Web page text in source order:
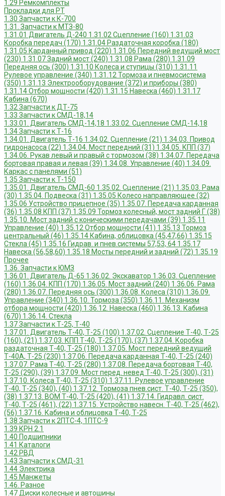
1.29 Ремкомплекты
Прокладки для РТ
1.30 Запчасти к К-700
1.31. Запчасти к МТЗ-80
1.31.01 Двигатель Д-240 1.31.02 Сцепление (160) 1.31.03
Коробка передач (170) 1.31.04 Раздаточная коробка (180)
1.31.05 Карданный привод (220) 1.31.06 Передний ведущий мост
(230) 1.31.07 Задний мост (240) 1.31.08 Рама (280) 1.31.09
Передняя ось (300) 1.31.10 Колеса и ступицы (310) 1.31.11
Рулевое управление (340) 1.31.12 Тормоза и пневмосистема
(350) 1.31.13 Электрооборудование (372) и приборы (380)
1.31.14 Отбор мощности (420) 1.31.15 Навеска (460) 1.31.17
Кабина (670)
1.32 Запчасти к ДТ-75
1.33 Запчасти к СМД-18,14
1.33.01. Двигатель СМД-14,18 1.33.02. Сцепление СМД-14,18
1.34 Запчасти к Т-16
1.34.01. Двигатель Т-16 1.34.02. Сцепление (21) 1.34.03. Привод
гидронасоса (22) 1.34.04. Мост передний (31) 1.34.05. КПП (37)
1.34.06. Рукав левый и правый с тормозом (38) 1.34.07. Передача
бортовая правая и левая (39) 1.34.08. Управление (40) 1.34.09.
Каркас с панелями (51)
1.35 Запчасти к Т-150
1.35.01. Двигатель СМД-60 1.35.02. Сцепление (21) 1.35.03. Рама
(30) 1.35.04. Подвеска (31) 1.35.05 Колесо направляющее (32)
1.35.06 Устройство прицепное (35) 1.35.07. Передача карданная
(36) 1.35.08 КПП (37) 1.35.09 Тормоз колесный, мост задний Г (38)
1.35.10. Мост задний с коническими передачами (39) 1.35.11
Управление (40) 1.35.12 Отбор мощности (41) 1.35.13 Тормоз
центральный (46) 1.35.14 Кабина, облицовка (45,47,66) 1.35.15
Стекла (45) 1.35.16 Гидрав. и пнев.системы 57,53, 64 1.35.17
Навеска (56,58,60) 1.35.18 Мосты передний и задний (72) 1.35.19
Прочее
1.36. Запчасти к ЮМЗ
1.36.01. Двигатель Д-65 1.36.02. Экскаватор 1.36.03. Сцепление
(160) 1.36.04. КПП (170) 1.36.05. Мост задний (240) 1.36.06. Рама
(280) 1.36.07. Передняя ось (300) 1.36.08. Колеса (310) 1.36.09.
Управление (340) 1.36.10. Тормоза (350) 1.36.11. Механизм
отбора мощности (420) 1.36.12. Навеска (460) 1.36.13. Кабина
(670) 1.36.14. Стекла
1.37 Запчасти к Т-25, Т-40
1.37.01. Двигатель Т-40, Т-25 (100) 1.37.02. Сцепление Т-40, Т-25
(160), (21) 1.37.03. КПП Т-40, Т-25 (170), (37) 1.37.04. Коробка
раздаточная Т-40, Т-25 (180) 1.37.05. Мост передний ведущий
Т-40А, Т-25 (230) 1.37.06. Передача карданная Т-40, Т-25 (240)
1.37.07. Рама Т-40, Т-25 (280) 1.37.08. Передача бортовая Т-40,
Т-25 (290), (39) 1.37.09. Мост перед. невед Т-40, Т-25 (300), (31)
1.37.10. Колеса Т-40, Т-25 (310) 1.37.11. Рулевое управление
Т-40, Т-25 (340), (40) 1.37.12. Тормоза пнев.сист. Т-40, Т-25 (350),
(38) 1.37.13. ВОМ Т-40, Т-25 (420), (41) 1.37.14. Гидравл. сист.
Т-40, Т-25 (461), (22) 1.37.15. Устройство навесн. Т-40, Т-25 (462),
(56) 1.37.16. Кабина и облицовка Т-40, Т-25
1.38 Запчасти к 2ПТС-4, 1ПТС-9
1.39 КРН 2.1
1.40 Подшипники
1.41 Каталоги
1.42 РВД
1.43 Запчасти к СМД-31
1.44 Электрика
1.45 Манжеты
1.46. Разное
1.47 Диски колесные и автошины